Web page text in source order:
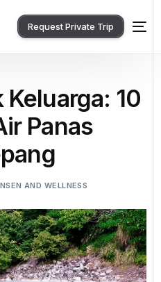
Request Private Trip
10
Panas
AND WELLNESS